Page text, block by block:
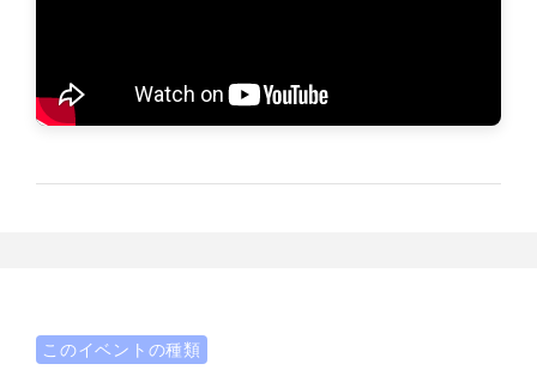
このイベントの種類